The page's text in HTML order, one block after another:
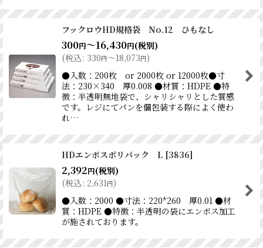
フックロウHD規格袋 No.12 ひもなし
300円～16,430円(税別)
(税込: 330円～18,073円)
●入数：200枚 or 2000枚 or 12000枚●寸
法：230×340 厚0.008 ●材質：HDPE ●特
徴：半透明無地袋で、シャリシャリとした質感
です。レジにてパンを個包装する際によく使わ
れ…
HDエンボスポリパック L [3836]
2,392円(税別)
(税込: 2,631 円)
●入数：2000 ●寸法：220*260 厚0.01 ●材
質：HDPE ●特徴：半透明の袋にエンボス加工
が施されております。